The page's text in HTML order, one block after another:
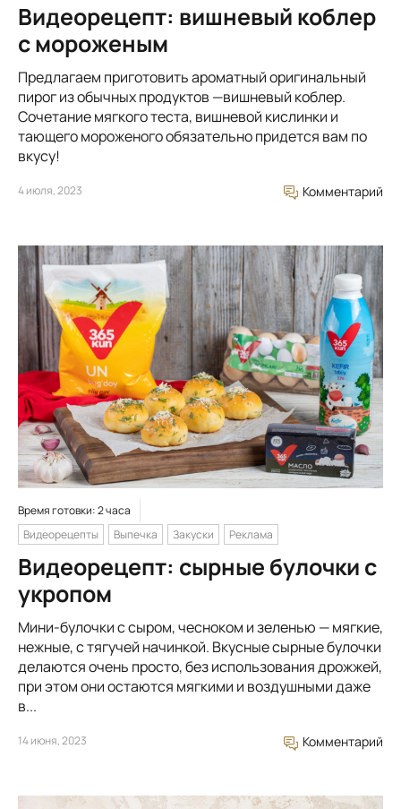
Видеорецепт: вишневый коблер
с мороженым
Предлагаем приготовить ароматный оригинальный
пирог из обычных продуктов —вишневый коблер.
Сочетание мягкого теста, вишневой кислинки и
тающего мороженого обязательно придется вам по
вкусу!
4 июля, 2023 Комментарий
Время готовки: 2 часа
Видеорецепты
Выпечка Закуски Реклама
Видеорецепт: сырные булочки с
укропом
Мини-булочки с сыром, чесноком и зеленью — мягкие,
нежные, с тягучей начинкой. Вкусные сырные булочки
делаются очень просто, без использования дрожжей,
при этом они остаются мягкими и воздушными даже
в...
14 июня, 2023 Комментарий